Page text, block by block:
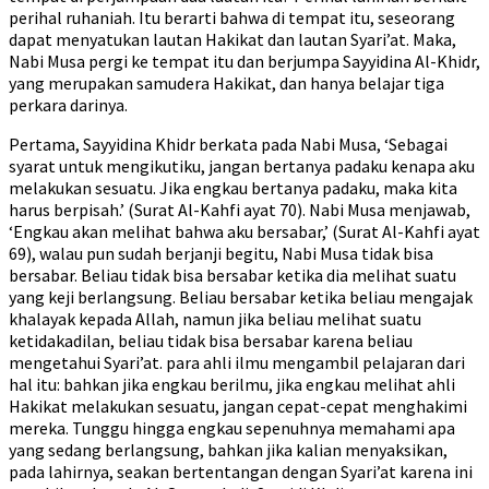
perihal ruhaniah. Itu berarti bahwa di tempat itu, seseorang
dapat menyatukan lautan Hakikat dan lautan Syari’at. Maka,
Nabi Musa pergi ke tempat itu dan berjumpa Sayyidina Al-Khidr,
yang merupakan samudera Hakikat, dan hanya belajar tiga
perkara darinya.
Pertama, Sayyidina Khidr berkata pada Nabi Musa, ‘Sebagai
syarat untuk mengikutiku, jangan bertanya padaku kenapa aku
melakukan sesuatu. Jika engkau bertanya padaku, maka kita
harus berpisah.’ (Surat Al-Kahfi ayat 70). Nabi Musa menjawab,
‘Engkau akan melihat bahwa aku bersabar,’ (Surat Al-Kahfi ayat
69), walau pun sudah berjanji begitu, Nabi Musa tidak bisa
bersabar. Beliau tidak bisa bersabar ketika dia melihat suatu
yang keji berlangsung. Beliau bersabar ketika beliau mengajak
khalayak kepada Allah, namun jika beliau melihat suatu
ketidakadilan, beliau tidak bisa bersabar karena beliau
mengetahui Syari’at. para ahli ilmu mengambil pelajaran dari
hal itu: bahkan jika engkau berilmu, jika engkau melihat ahli
Hakikat melakukan sesuatu, jangan cepat-cepat menghakimi
mereka. Tunggu hingga engkau sepenuhnya memahami apa
yang sedang berlangsung, bahkan jika kalian menyaksikan,
pada lahirnya, seakan bertentangan dengan Syari’at karena ini